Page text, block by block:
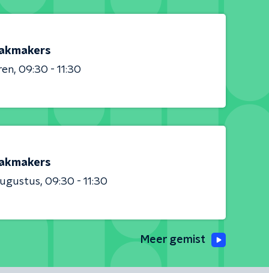
09:30 - 11:30
09:30 - 11:30
Meer gemist